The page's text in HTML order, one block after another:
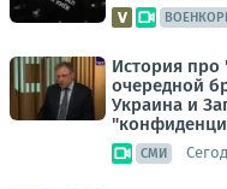
История
очередной
Украина и
СМИ